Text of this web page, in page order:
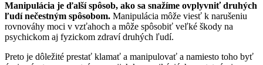
Manipulácia je ďalší spôsob, ako sa snažíme ovplyvniť druhých
ľudí nečestným spôsobom. Manipulácia môže viesť k narušeniu
rovnováhy moci v vzťahoch a môže spôsobiť veľké škody na
psychickom aj fyzickom zdraví druhých ľudí.
Preto je dôležité prestať klamať a manipulovať a namiesto toho byť